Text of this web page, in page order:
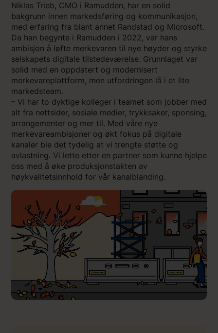
Niklas Trieb, CMO i Ramudden, har en solid
bakgrunn innen markedsføring og kommunikasjon,
med erfaring fra blant annet Randstad og Microsoft.
Da han begynte i Ramudden i 2022, var hans
ambisjon å løfte merkevaren til nye høyder og styrke
selskapets digitale tilstedeværelse. Grunnlaget var
solid med en oppdatert og modernisert
merkevareplattform, men utfordringen lå i et lite
markedsteam.
– Vi har to dyktige kolleger i teamet som jobber med
alt fra nettsider, sosiale medier, trykksaker, sponsing,
arrangementer og mer til. Med våre nye
merkevareambisjoner og økt fokus på digitale
kanaler ble det tydelig at vi trengte støtte og
avlastning. Vi lette etter en partner som kunne hjelpe
oss med å øke produksjonstakten av
høykvalitetsinnhold for vår kanalblanding.